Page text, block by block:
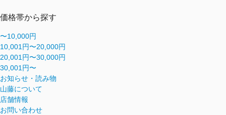
価格帯から探す
〜10,000円
10,001円〜20,000円
20,001円〜30,000円
30,001円〜
お知らせ・読み物
山藤について
店舗情報
お問い合わせ